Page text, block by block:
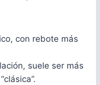
con rebote más
suele ser más